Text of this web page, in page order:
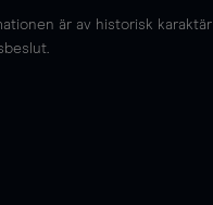
är av historisk karaktär